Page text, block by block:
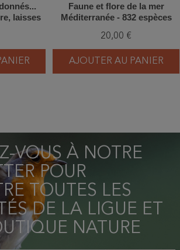
laisses
Faune et flore de la mer
Méditerranée - 832 espèces
20,00 €
AJOUTER AU PANIER
VOUS À NOTRE
POUR
TOUTES LES
DE LA LIGUE ET
NATURE